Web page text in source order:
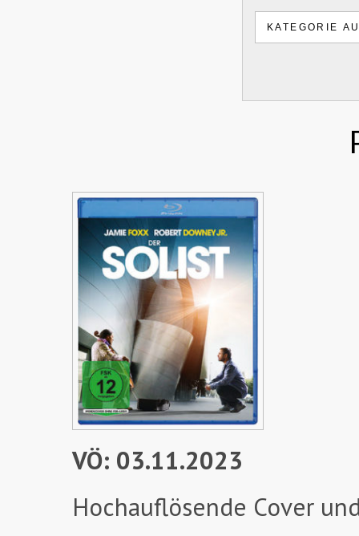
VÖ: 03.11.2023
Hochauflösende Cover